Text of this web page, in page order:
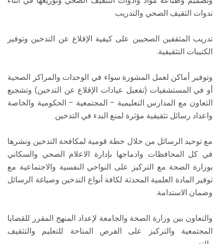
ندوات الثقيف الصحي والتدريب
تدريب المثقفين الصحيين على كيفية الإقلاع عن التدخين وتوفير
الكتيبات التثقيفية.
وتوفير أماكن لعمل المشورة سواء في الوحدات والمراكز الصحية
أو في المستشفيات (تفعيل عيادات الإقلاع عن التدخين) وتشجيع
التعاون مع المدارس التعليمية – المجتمعية – الحكومية والخاصة
واعداد رسائل تثقيفية مؤثرة لمنع البدء في التدخين.
مع توحيد الرسائل من خلال خطة قومية لمكافحة التدخين ونشرها
في كل المحافظات وادماجها بإدارة الاعلام الصحي والسكاني
بوزارة الصحة مع التركيز على النواحي النفسية والاجتماعية مع
توفير المادة العلمية المحدثة لكافة أنواع التدخين وصياغة الرسائل
وضمان الاستدامة.
والتعاون بين وزارة الصحة والجامعة لإعداد المنهج المقرر للقضايا
المجتمعية والتركيز على الفرص المتاحة للتعليم والتثقيف